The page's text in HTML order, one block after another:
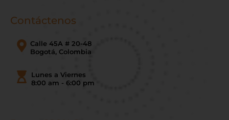
Contáctenos
Calle 45A # 20-48
Bogotá, Colombia
Lunes a Viernes
8:00 am - 6:00 pm